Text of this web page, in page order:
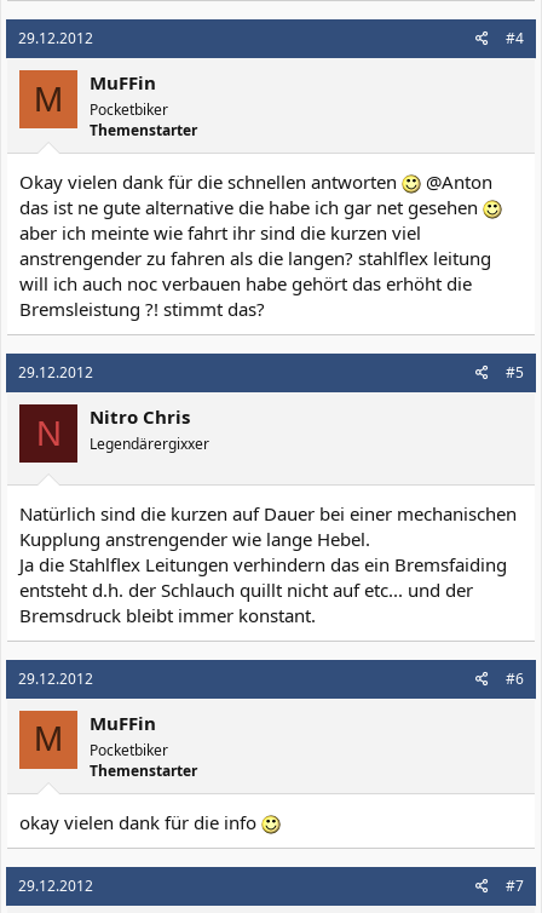
29.12.2012 #4
M MuFFin
Pocketbiker
Themenstarter
Okay vielen dank für die schnellen antworten
@Anton
das ist ne gute alternative die habe ich gar net gesehen
aber ich meinte wie fahrt ihr sind die kurzen viel
anstrengender zu fahren als die langen? stahlflex leitung
will ich auch noc verbauen habe gehört das erhöht die
Bremsleistung ?! stimmt das?
29.12.2012 #5
N Nitro Chris
Legendärergixxer
Natürlich sind die kurzen auf Dauer bei einer mechanischen
Kupplung anstrengender wie lange Hebel.
Ja die Stahlflex Leitungen verhindern das ein Bremsfaiding
entsteht d.h. der Schlauch quillt nicht auf etc... und der
Bremsdruck bleibt immer konstant.
29.12.2012 #6
M MuFFin
Pocketbiker
Themenstarter
okay vielen dank für die info
29.12.2012 #7